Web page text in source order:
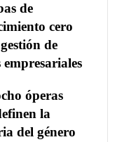
de
cero
de
empresariales
óperas
la
del género